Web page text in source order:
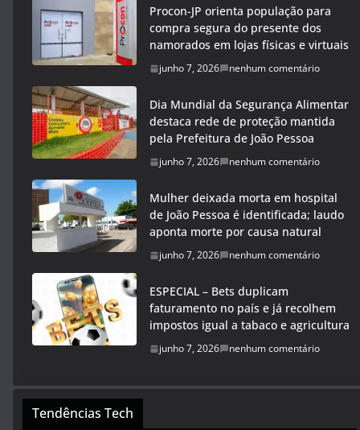
Procon-JP orienta população para
compra segura do presente dos
namorados em lojas físicas e virtuais
junho 7, 2026 nenhum comentário
Dia Mundial da Segurança Alimentar
destaca rede de proteção mantida
pela Prefeitura de João Pessoa
junho 7, 2026 nenhum comentário
Mulher deixada morta em hospital
de João Pessoa é identificada; laudo
aponta morte por causa natural
junho 7, 2026 nenhum comentário
ESPECIAL – Bets duplicam
faturamento no país e já recolhem
impostos igual a tabaco e agricultura
junho 7, 2026 nenhum comentário
Tendências Tech